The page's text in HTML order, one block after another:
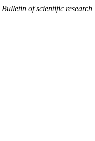
Bulletin of scientific research